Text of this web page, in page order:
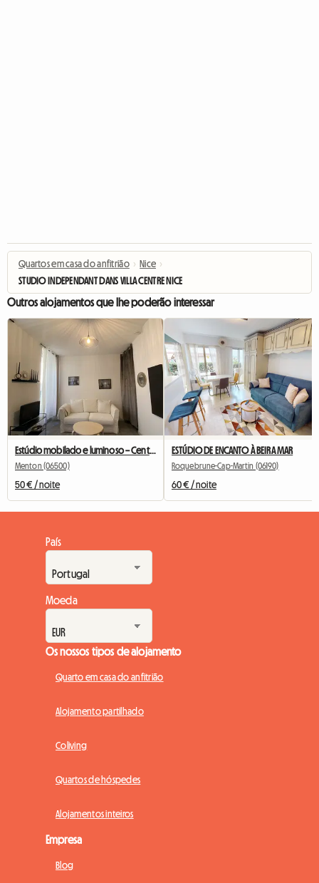
Quartos em casa do anfitrião › Nice ›
STUDIO INDEPENDANT DANS VILLA CENTRE NICE
Outros alojamentos que lhe poderão interessar
Estúdio mobilado e luminoso – Centro de Menton – Estação e praia a pé
Menton (06500)
50 € / noite
ESTÚDIO DE ENCANTO À BEIRA MAR
Roquebrune-Cap-Martin (06190)
60 € / noite
País
Moeda
Os nossos tipos de alojamento
Quarto em casa do anfitrião
Alojamento partilhado
Coliving
Quartos de hóspedes
Alojamentos inteiros
Empresa
Blog